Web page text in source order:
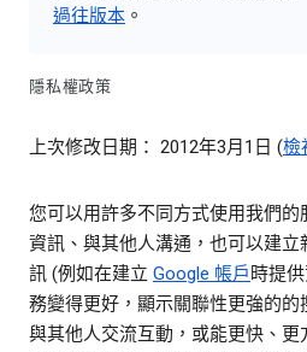
過往版本 。
隱私權政策
上次修改日期： 2012年3月1日 (檢
您可以用許多不同方式使用我們
資訊、與其他人溝通，也可以建
訊 (例如在建立 Google 帳戶 時提
務變得更好，顯示關聯性更強的
與其他人交流互動，或能更快、